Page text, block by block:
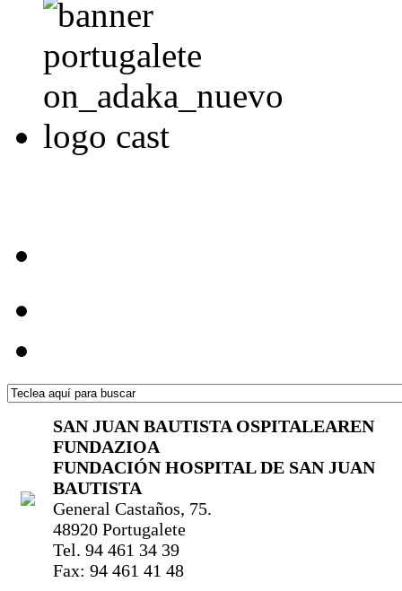
SAN JUAN BAUTISTA OSPITALEAREN
FUNDAZIOA
FUNDACIÓN HOSPITAL DE SAN JUAN
BAUTISTA
General Castaños, 75.
48920 Portugalete
Tel. 94 461 34 39
Fax: 94 461 41 48